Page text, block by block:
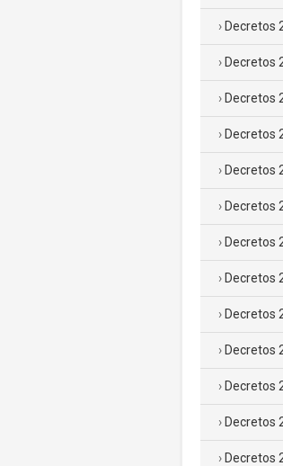
Decretos
Decretos
Decretos
Decretos
Decretos
Decretos
Decretos
Decretos
Decretos
Decretos
Decretos
Decretos
Decretos